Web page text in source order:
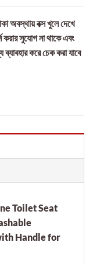
অবস্থায় বক্স খুলে দেখে
করার সুযোগ না থাকে এবং
ব্যাবহার করে চেক করা যাবে
Toilet Seat
Handle for